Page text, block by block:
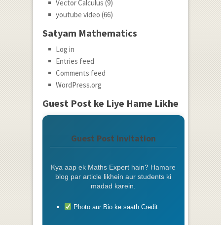
Vector Calculus (9)
youtube video (66)
Satyam Mathematics
Log in
Entries feed
Comments feed
WordPress.org
Guest Post ke Liye Hame Likhe
Guest Post Invitation
Kya aap ek Maths Expert hain? Hamare
blog par article likhein aur students ki
madad karein.
Photo aur Bio ke saath Credit